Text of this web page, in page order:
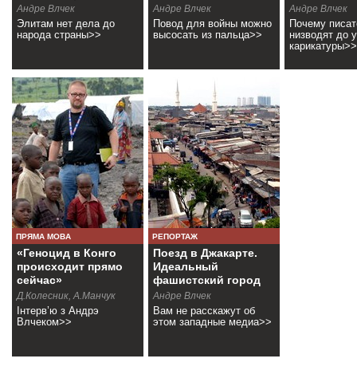
Андре Влчек
Элитам нет дела до
народа страны>>
Андре Влчек
Повод для войны можно
высосать из пальца>>
Андре Влчек
Почему
низводят до
карикатуры>>
ПРЯМА МОВА
«Геноцид в Конго
происходит прямо
сейчас»
Д.Колесник, А.Манчук
Інтерв’ю з Андрэ
Влчеком>>
РЕПОРТАЖ
Поезд в Джакарте.
Идеальный
фашистский город
Андре Влчек
Вам не расскажут об
этом западные медиа>>